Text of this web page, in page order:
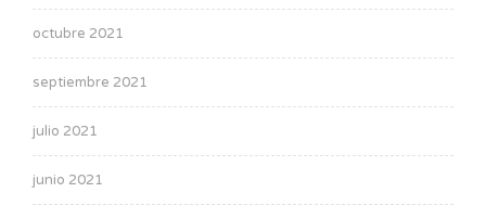
octubre 2021
septiembre 2021
julio 2021
junio 2021